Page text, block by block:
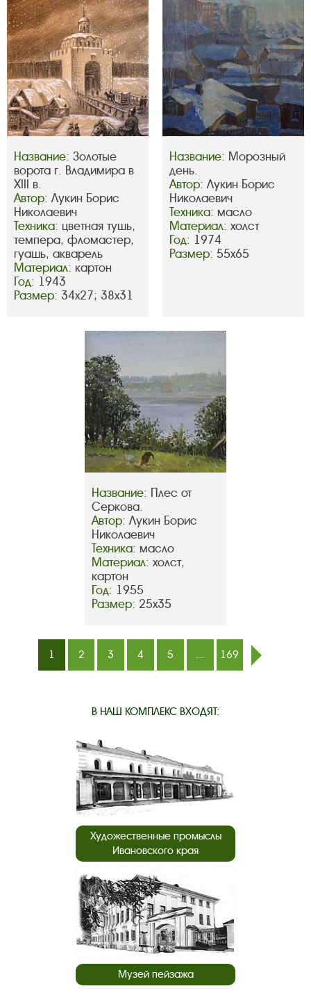
Название: Золотые
ворота г. Владимира в
XIII в.
Автор: Лукин Борис
Николаевич
Техника: цветная тушь,
темпера, фломастер,
гуашь, акварель
Материал: картон
Год: 1943
Размер: 34х27; 38х31
Название: Морозный
день.
Автор: Лукин Борис
Николаевич
Техника: масло
Материал: холст
Год: 1974
Размер: 55х65
Название: Плес от
Серкова.
Автор: Лукин Борис
Николаевич
Техника: масло
Материал: холст,
картон
Год: 1955
Размер: 25х35
1 2 3 4 5 ...
169
В НАШ КОМПЛЕКС ВХОДЯТ:
Художественные промыслы
Ивановского края
Музей пейзажа